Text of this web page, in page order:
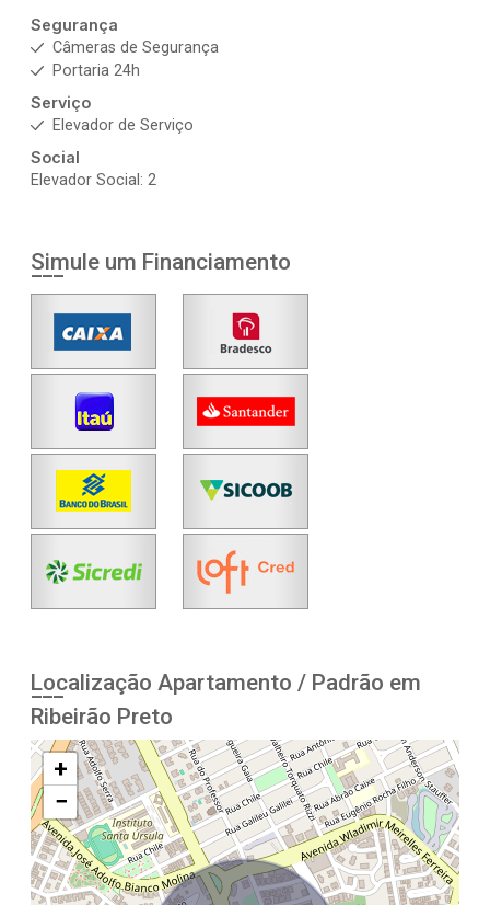
Segurança
Câmeras de Segurança
Portaria 24h
Serviço
Elevador de Serviço
Social
Elevador Social: 2
Simule um Financiamento
Localização Apartamento / Padrão em
Ribeirão Preto
+
−